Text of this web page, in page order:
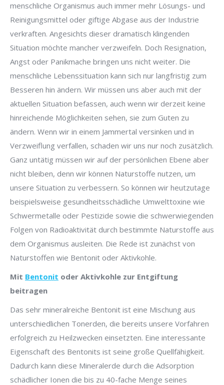
menschliche Organismus auch immer mehr Lösungs- und
Reinigungsmittel oder giftige Abgase aus der Industrie
verkraften. Angesichts dieser dramatisch klingenden
Situation möchte mancher verzweifeln. Doch Resignation,
Angst oder Panikmache bringen uns nicht weiter. Die
menschliche Lebenssituation kann sich nur langfristig zum
Besseren hin ändern. Wir müssen uns aber auch mit der
aktuellen Situation befassen, auch wenn wir derzeit keine
hinreichende Möglichkeiten sehen, sie zum Guten zu
ändern. Wenn wir in einem Jammertal versinken und in
Verzweiflung verfallen, schaden wir uns nur noch zusätzlich.
Ganz untätig müssen wir auf der persönlichen Ebene aber
nicht bleiben, denn wir können Naturstoffe nutzen, um
unsere Situation zu verbessern. So können wir heutzutage
beispielsweise gesundheitsschädliche Umwelttoxine wie
Schwermetalle oder Pestizide sowie die schwerwiegenden
Folgen von Radioaktivität durch bestimmte Naturstoffe aus
dem Organismus ausleiten. Die Rede ist zunächst von
Naturstoffen wie Bentonit oder Aktivkohle.
Mit Bentonit oder Aktivkohle zur Entgiftung
beitragen
Das sehr mineralreiche Bentonit ist eine Mischung aus
unterschiedlichen Tonerden, die bereits unsere Vorfahren
erfolgreich zu Heilzwecken einsetzten. Eine interessante
Eigenschaft des Bentonits ist seine große Quellfähigkeit.
Dadurch kann diese Mineralerde durch die Adsorption
schädlicher Ionen die bis zu 40-fache Menge seines